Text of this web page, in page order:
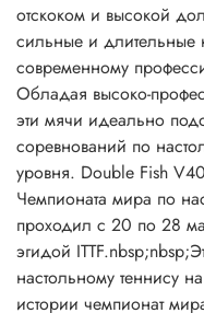
отскоком и высокой
сильные и длительные
современному
Обладая высоко-
эти мячи идеально
соревнований по
уровня. Double Fish V40#43; 3 star WTTC - мячи
Чемпионата мира по
проходил с 20 по 28
эгидой
настольному теннису
истории чемпионат